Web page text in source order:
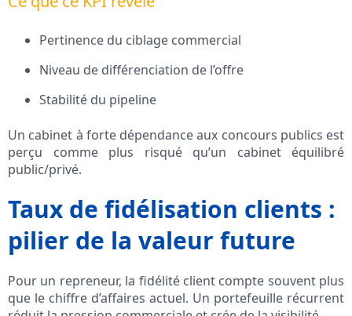
Pertinence du ciblage commercial
Niveau de différenciation de l’offre
Stabilité du pipeline
Un cabinet à forte dépendance aux concours publics est
perçu comme plus risqué qu’un cabinet équilibré
public/privé.
Taux de fidélisation clients :
pilier de la valeur future
Pour un repreneur, la fidélité client compte souvent plus
que le chiffre d’affaires actuel. Un portefeuille récurrent